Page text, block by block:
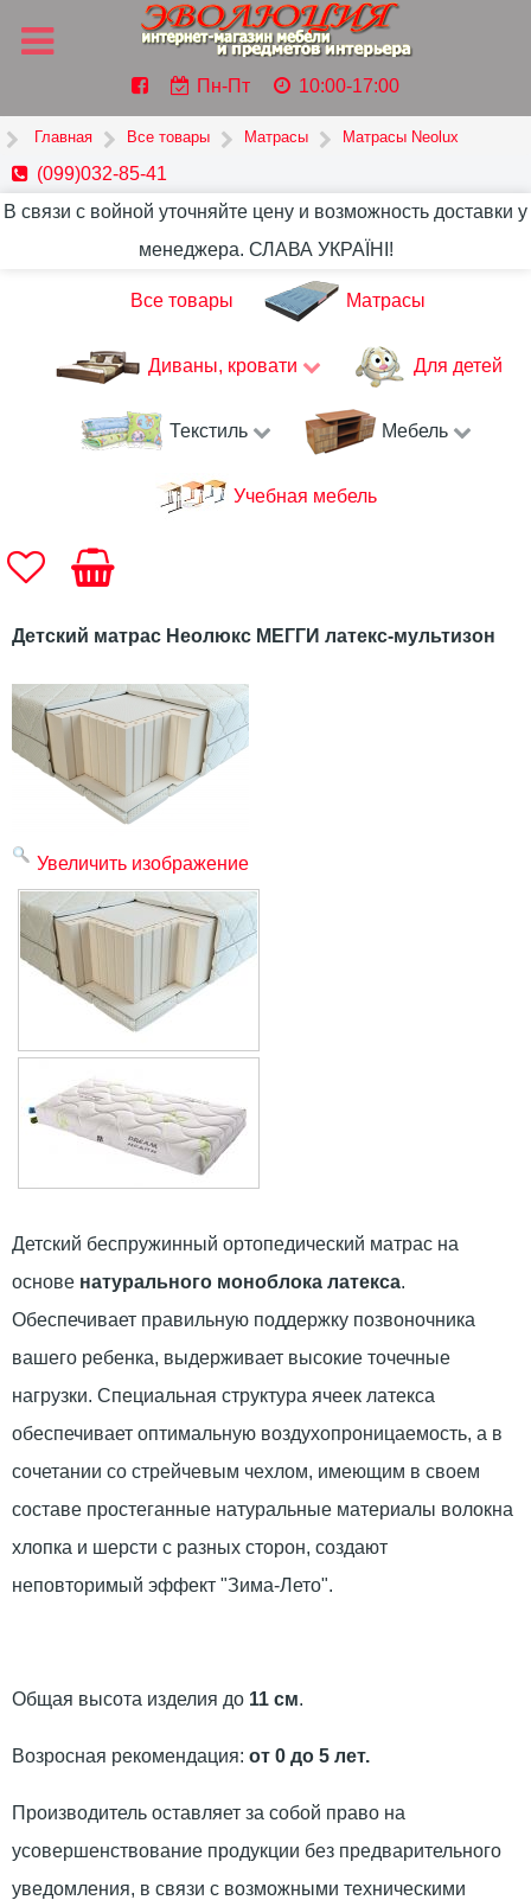
Пн-Пт 10:00-17:00
Главная Все товары Матрасы Матрасы Neolux
(099)032-85-41
В связи с войной уточняйте цену и возможность доставки у
менеджера. СЛАВА УКРАЇНІ!
Все товары Матрасы
Диваны, кровати Для детей
Текстиль Мебель
Учебная мебель
Детский матрас Неолюкс МЕГГИ латекс-мультизон
Увеличить изображение
Детский беспружинный ортопедический матрас на
основе натурального моноблока латекса.
Обеспечивает правильную поддержку позвоночника
вашего ребенка, выдерживает высокие точечные
нагрузки. Специальная структура ячеек латекса
обеспечивает оптимальную воздухопроницаемость, а в
сочетании со стрейчевым чехлом, имеющим в своем
составе простеганные натуральные материалы волокна
хлопка и шерсти с разных сторон, создают
неповторимый эффект "Зима-Лето".
Общая высота изделия до 11 см.
Возросная рекомендация: от 0 до 5 лет.
Производитель оставляет за собой право на
усовершенствование продукции без предварительного
уведомления, в связи с возможными техническими